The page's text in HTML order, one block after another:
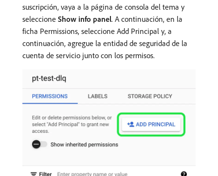
suscripción, vaya a la página de consola del tema y
seleccione Show info panel. A continuación, en la
ficha Permissions, seleccione Add Principal y, a
continuación, agregue la entidad de seguridad de la
cuenta de servicio junto con los permisos.